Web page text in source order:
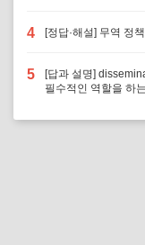
4 [정답·해설] 무역 정
5
[답과 설명]
필수적인 역할을 하